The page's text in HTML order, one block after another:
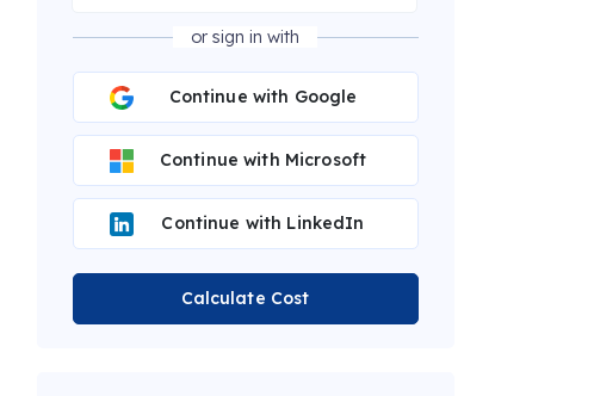
or sign in with
Continue with Google
Continue with Microsoft
Continue with LinkedIn
Calculate Cost